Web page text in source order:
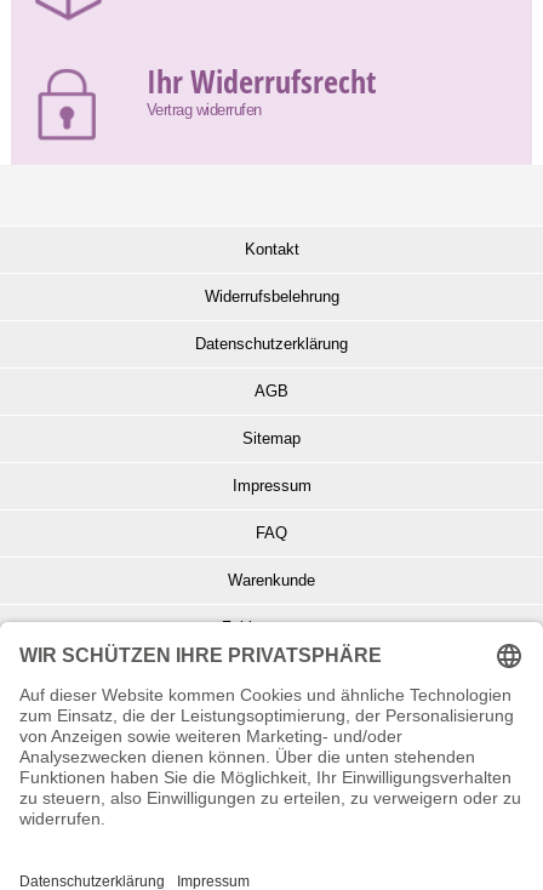
Ihr Widerrufsrecht
Vertrag widerrufen
Kontakt
Widerrufsbelehrung
Datenschutzerklärung
AGB
Sitemap
Impressum
FAQ
Warenkunde
Zahlungsarten
Info zu Elektro- u. Elektronikgeräten
Batterieentsorgung
Informationen zur Echtheit von Kundenbewertungen